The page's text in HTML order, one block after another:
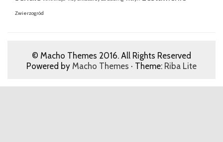
Zwierzogród
© Macho Themes 2016. All Rights Reserved
Powered by Macho Themes · Theme: Riba Lite